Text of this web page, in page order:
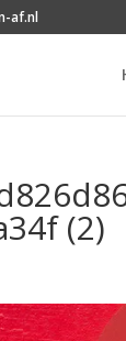
af.nl
(2)